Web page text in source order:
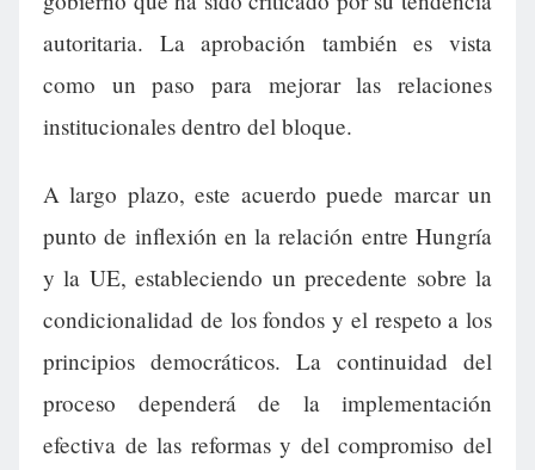
autoritaria. La aprobación también es vista
como un paso para mejorar las relaciones
institucionales dentro del bloque.
A largo plazo, este acuerdo puede marcar un
punto de inflexión en la relación entre Hungría
y la UE, estableciendo un precedente sobre la
condicionalidad de los fondos y el respeto a los
principios democráticos. La continuidad del
proceso dependerá de la implementación
efectiva de las reformas y del compromiso del